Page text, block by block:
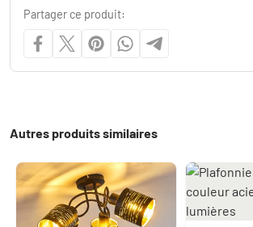
Partager ce produit:
Autres produits similaires